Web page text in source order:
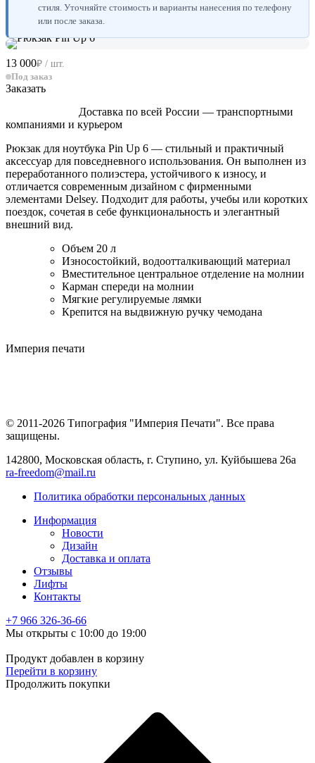
стиля. Уточняйте стоимость и варианты нанесения по телефону
или после заказа.
13 000₽ / шт.
Под заказ
Заказать
Доставка по всей России — транспортными
компаниями и курьером
Рюкзак для ноутбука Pin Up 6 — стильный и практичный
аксессуар для повседневного использования. Он выполнен из
переработанного полиэстера, устойчивого к износу, и
отличается современным дизайном с фирменными
элементами Delsey. Подходит для работы, учебы или коротких
поездок, сочетая в себе функциональность и элегантный
внешний вид.
Объем 20 л
Износостойкий, водоотталкивающий материал
Вместительное центральное отделение на молнии
Карман спереди на молнии
Мягкие регулируемые лямки
Крепится на выдвижную ручку чемодана
Империя печати
© 2011-2026 Типография "Империя Печати". Все права
защищены.
142800, Московская область, г. Ступино, ул. Куйбышева 26а
ra-freedom@mail.ru
Политика обработки персональных данных
Информация
Новости
Дизайн
Доставка и оплата
Отзывы
Лифты
Контакты
+7 966 326-36-66
Мы открыты с 10:00 до 19:00
Продукт добавлен в корзину
Перейти в корзину
Продолжить покупки